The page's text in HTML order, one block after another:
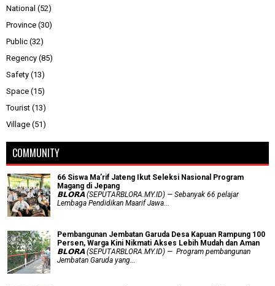
National (52)
Province (30)
Public (32)
Regency (85)
Safety (13)
Space (15)
Tourist (13)
Village (51)
COMMUNITY
66 Siswa Ma’rif Jateng Ikut Seleksi Nasional Program
Magang di Jepang
𝗕𝗟𝗢𝗥𝗔 (SEPUTARBLORA.MY.ID) — Sebanyak 66 pelajar
Lembaga Pendidikan Maarif Jawa...
Pembangunan Jembatan Garuda Desa Kapuan Rampung 100
Persen, Warga Kini Nikmati Akses Lebih Mudah dan Aman
𝗕𝗟𝗢𝗥𝗔 (SEPUTARBLORA.MY.ID) — Program pembangunan
Jembatan Garuda yang...